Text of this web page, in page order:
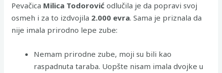
Pevačica Milica Todorović odlučila je da popravi svoj
osmeh i za to izdvojila 2.000 evra. Sama je priznala da
nije imala prirodno lepe zube:
Nemam prirodne zube, moji su bili kao
raspadnuta taraba. Uopšte nisam imala dvojke u